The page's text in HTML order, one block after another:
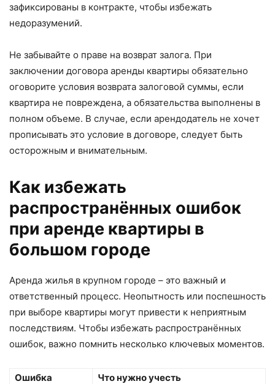
зафиксированы в контракте, чтобы избежать
недоразумений.
Не забывайте о праве на возврат залога. При
заключении договора аренды квартиры обязательно
оговорите условия возврата залоговой суммы, если
квартира не повреждена, а обязательства выполнены в
полном объеме. В случае, если арендодатель не хочет
прописывать это условие в договоре, следует быть
осторожным и внимательным.
Как избежать
распространённых ошибок
при аренде квартиры в
большом городе
Аренда жилья в крупном городе – это важный и
ответственный процесс. Неопытность или поспешность
при выборе квартиры могут привести к неприятным
последствиям. Чтобы избежать распространённых
ошибок, важно помнить несколько ключевых моментов.
Ошибка Что нужно учесть